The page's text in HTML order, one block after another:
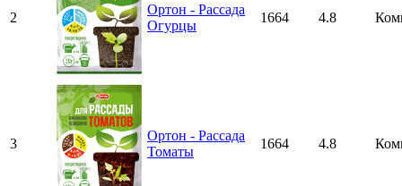
2
Ортон - Рассада
Огурцы
1664 4.8
3
Ортон - Рассада
Томаты
1664 4.8